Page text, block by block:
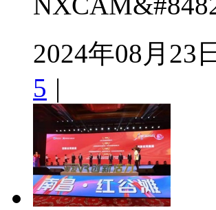
2024年08月23
5 |